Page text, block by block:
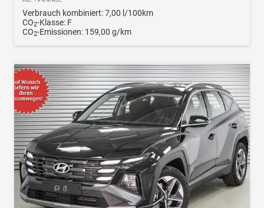
Verbrauch kombiniert:7,00 l/100km
CO2-Klasse: F
CO2-Emissionen: 159,00 g/km